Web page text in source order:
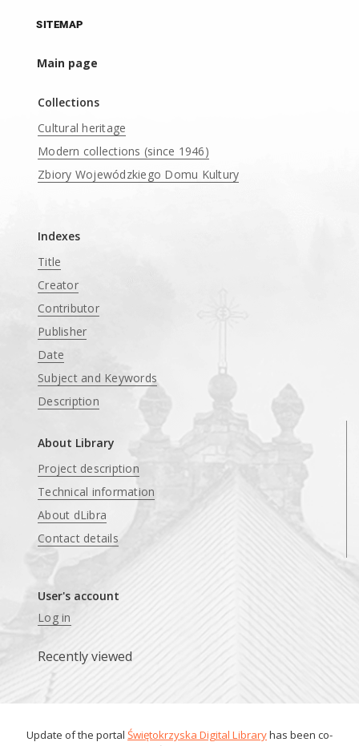
SITEMAP
Main page
Collections
Cultural heritage
Modern collections (since 1946)
Zbiory Wojewódzkiego Domu Kultury
Indexes
Title
Creator
Contributor
Publisher
Date
Subject and Keywords
Description
About Library
Project description
Technical information
About dLibra
Contact details
User's account
Log in
Recently viewed
Update of the portal Świętokrzyska Digital Libraryhas been co-